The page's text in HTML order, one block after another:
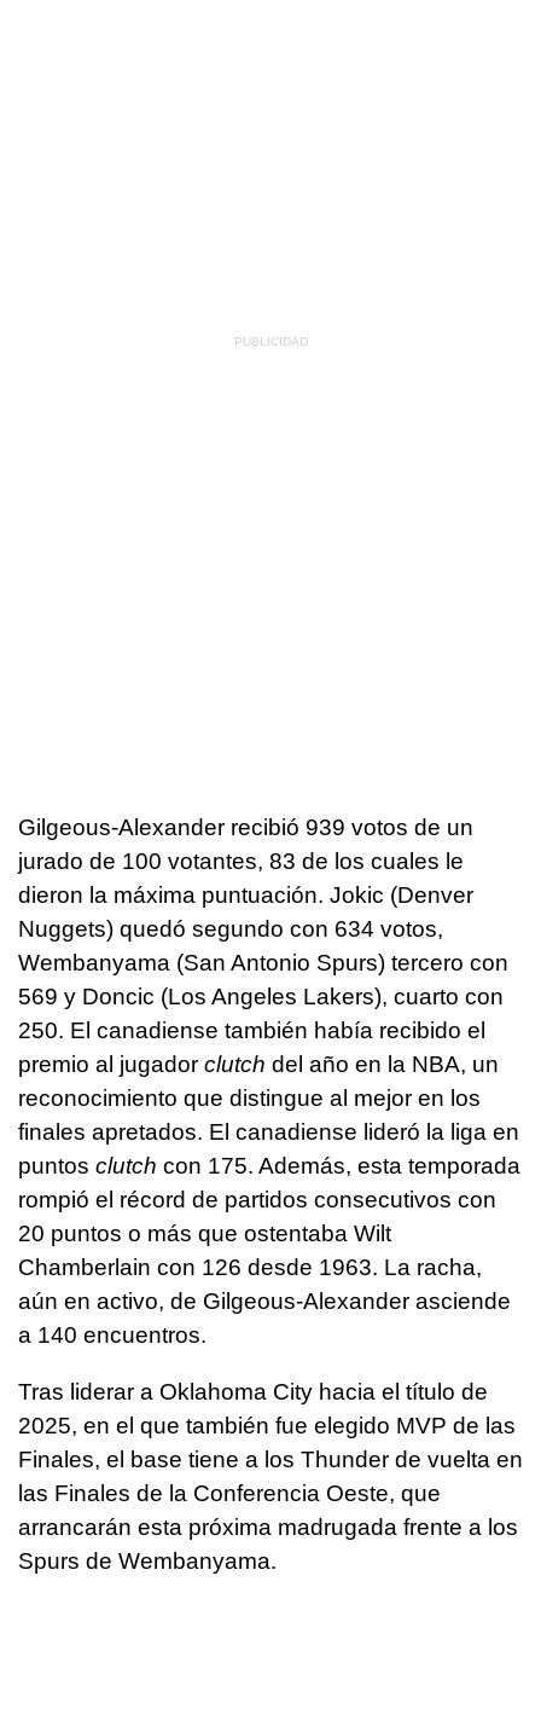
Gilgeous-Alexander recibió 939 votos de un
jurado de 100 votantes, 83 de los cuales le
dieron la máxima puntuación. Jokic (Denver
Nuggets) quedó segundo con 634 votos,
Wembanyama (San Antonio Spurs) tercero con
569 y Doncic (Los Angeles Lakers), cuarto con
250. El canadiense también había recibido el
premio al jugador clutch del año en la NBA, un
reconocimiento que distingue al mejor en los
finales apretados. El canadiense lideró la liga en
puntos clutch con 175. Además, esta temporada
rompió el récord de partidos consecutivos con
20 puntos o más que ostentaba Wilt
Chamberlain con 126 desde 1963. La racha,
aún en activo, de Gilgeous-Alexander asciende
a 140 encuentros.
Tras liderar a Oklahoma City hacia el título de
2025, en el que también fue elegido MVP de las
Finales, el base tiene a los Thunder de vuelta en
las Finales de la Conferencia Oeste, que
arrancarán esta próxima madrugada frente a los
Spurs de Wembanyama.